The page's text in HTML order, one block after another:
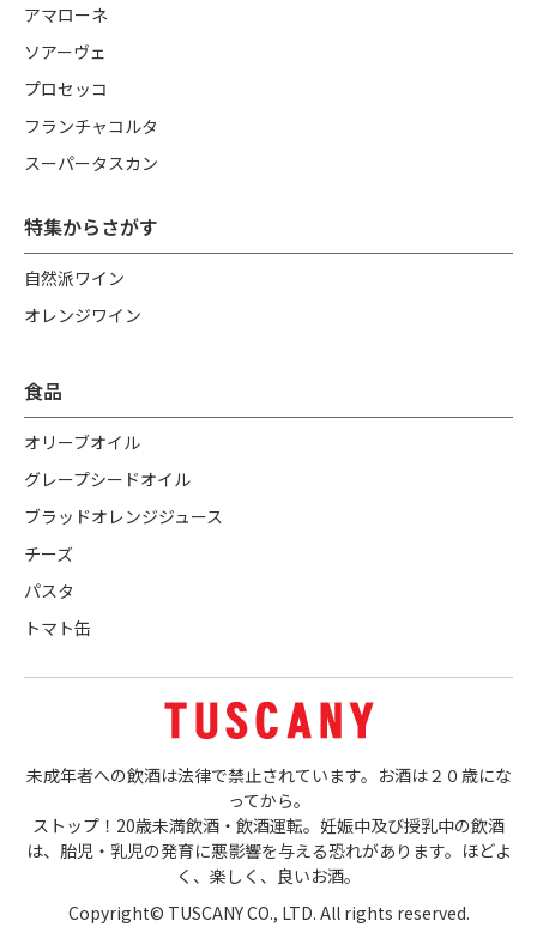
アマローネ
ソアーヴェ
プロセッコ
フランチャコルタ
スーパータスカン
特集からさがす
自然派ワイン
オレンジワイン
食品
オリーブオイル
グレープシードオイル
ブラッドオレンジジュース
チーズ
パスタ
トマト缶
未成年者への飲酒は法律で禁止されています。お酒は２０歳にな
ってから。
ストップ！20歳未満飲酒・飲酒運転。妊娠中及び授乳中の飲酒
は、胎児・乳児の発育に悪影響を与える恐れがあります。ほどよ
く、楽しく、良いお酒。
Copyright© TUSCANY CO., LTD. All rights reserved.